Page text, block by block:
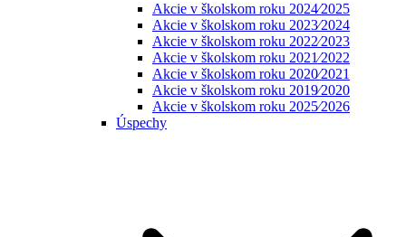
Akcie v školskom roku 2024⁄2025
Akcie v školskom roku 2023⁄2024
Akcie v školskom roku 2022⁄2023
Akcie v školskom roku 2021⁄2022
Akcie v školskom roku 2020⁄2021
Akcie v školskom roku 2019⁄2020
Akcie v školskom roku 2025⁄2026
Úspechy